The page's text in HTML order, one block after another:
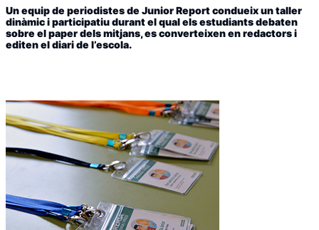
Un equip de periodistes de Junior Report condueix un taller
dinàmic i participatiu durant el qual els estudiants debaten
sobre el paper dels mitjans, es converteixen en redactors i
editen el diari de l’escola.